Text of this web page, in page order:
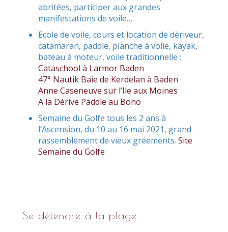
abritées, participer aux grandes
manifestations de voile…
Ecole de voile, cours et location de dériveur,
catamaran, paddle, planche à voile, kayak,
bateau à moteur, voile traditionnelle :
Cataschool à Larmor Baden
47° Nautik Baie de Kerdelan à Baden
Anne Caseneuve sur l’Ile aux Moines
A la Dérive Paddle au Bono
Semaine du Golfe tous les 2 ans à
l’Ascension, du 10 au 16 mai 2021, grand
rassemblement de vieux gréements. Site
Semaine du Golfe
Se détendre à la plage